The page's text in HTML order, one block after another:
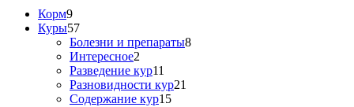
Корм9
Куры57
Болезни и препараты8
Интересное2
Разведение кур11
Разновидности кур21
Содержание кур15